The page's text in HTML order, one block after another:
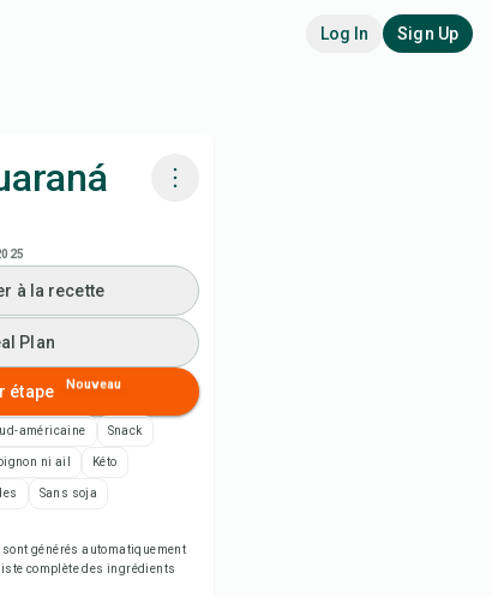
Log In Sign Up
Plan
List
recette
à la recette
Plan
étape Nouveau
américaine Snack
ni ail Kéto
Sans soja
générés automatiquement
complète des ingrédients